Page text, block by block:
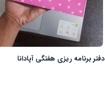
دفتر برنامه ریزی هفتگی آپادانا